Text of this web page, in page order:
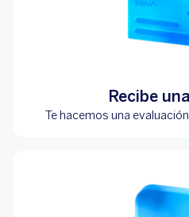
Recibe
Te hacemos una